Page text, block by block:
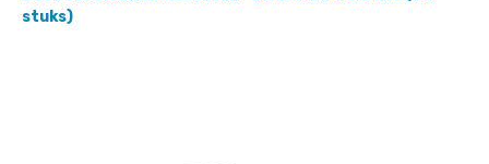
stuks)